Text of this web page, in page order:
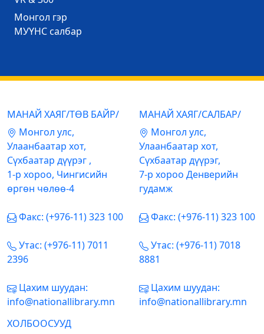
Mонгол гэр
МУҮНС салбар
МАНАЙ ХАЯГ/ТӨВ БАЙР/
Mонгол улс,
Улаанбаатар хот,
Сүхбаатар дүүрэг ,
1-р хороо, Чингисийн
өргөн чөлөө-4
Факс: (+976-11) 323 100
Утас: (+976-11) 7011
2396
Цахим шуудан:
info@nationallibrary.mn
МАНАЙ ХАЯГ/САЛБАР/
Mонгол улс,
Улаанбаатар хот,
Сүхбаатар дүүрэг,
7-р хороо Денверийн
гудамж
Факс: (+976-11) 323 100
Утас: (+976-11) 7018
8881
Цахим шуудан:
info@nationallibrary.mn
ХОЛБООСУУД